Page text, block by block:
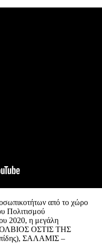
από το χώρο
Πολιτισμού
2020, η μεγάλη
“ΟΛΒΙΟΣ ΟΣΤΙΣ ΤΗΣ
ΣΑΛΑΜΙΣ –